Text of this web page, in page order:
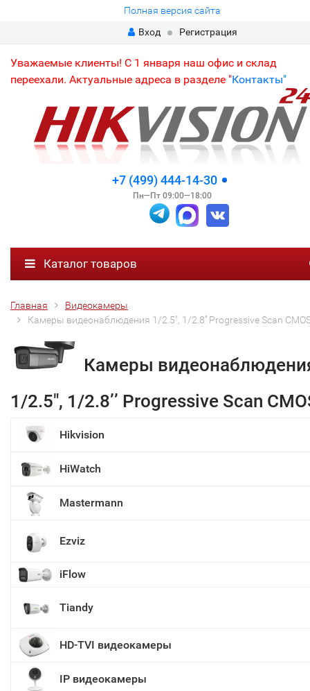
Полная версия сайта
Вход
Регистрация
Уважаемые клиенты! С 1 января наш офис и склад
переехали. Актуальные адреса в разделе "Контакты"
+7 (499) 444-14-30
Пн—Пт 09:00—18:00
Каталог товаров
Главная
Видеокамеры
Камеры видеонаблюдения 1/2.5", 1/2.8’’ Progressive Scan
Камеры
1/2.5", 1/2.8’’ Progressive Scan
Hikvision
HiWatch
Mastermann
Ezviz
iFlow
Tiandy
HD-TVI видеокамеры
IP видеокамеры